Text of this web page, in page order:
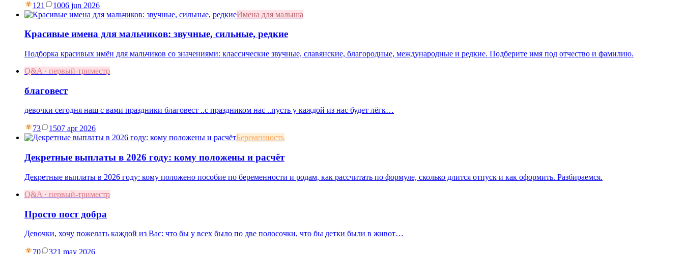
121 1006 jun 2026
Имена для малыша
Красивые имена для мальчиков: звучные, сильные, редкие
Подборка красивых имён для мальчиков со значениями: классические звучные, славянские, благородные, международные и редкие. Подберите имя под отчество и фамилию.
Q&A · первый-триместр
благовест
девочки сегодня наш с вами праздники благовест ..с праздником нас ..пусть у каждой из нас будет лёгк…
73 1507 apr 2026
Беременность
Декретные выплаты в 2026 году: кому положены и расчёт
Декретные выплаты в 2026 году: кому положено пособие по беременности и родам, как рассчитать по формуле, сколько длится отпуск и как оформить. Разбираемся.
Q&A · первый-триместр
Просто пост добра
Девочки, хочу пожелать каждой из Вас: что бы у всех было по две полосочки, что бы детки были в живот…
70 321 may 2026